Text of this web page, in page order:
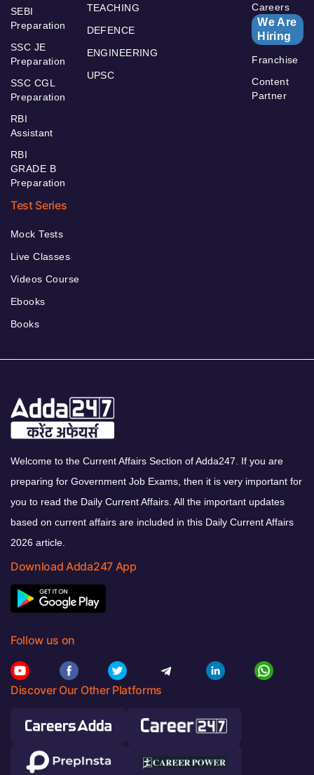
SEBI
Preparation
SSC JE
Preparation
SSC CGL
Preparation
RBI
Assistant
RBI
GRADE B
Preparation
TEACHING
DEFENCE
ENGINEERING
UPSC
Careers
We Are
Hiring
Franchise
Content
Partner
Test Series
Mock Tests
Live Classes
Videos Course
Ebooks
Books
Welcome to the Current Affairs Section of Adda247. If you are
preparing for Government Job Exams, then it is very important for
you to read the Daily Current Affairs. All the important updates
based on current affairs are included in this Daily Current Affairs
2026 article.
Download Adda247 App
Follow us on
Discover Our Other Platforms